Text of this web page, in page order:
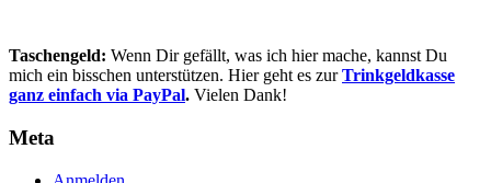
Taschengeld: Wenn Dir gefällt, was ich hier mache, kannst Du
mich ein bisschen unterstützen. Hier geht es zurTrinkgeldkasse
ganz einfach via PayPal. Vielen Dank!
Meta